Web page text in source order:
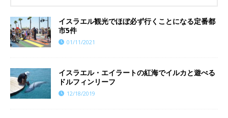
イスラエル観光でほぼ必ず行くことになる定番都
市5件
01/11/2021
イスラエル・エイラートの紅海でイルカと遊べる
ドルフィンリーフ
12/18/2019